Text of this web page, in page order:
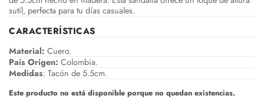
sutíl, perfecta para tu días casuales.
CARACTERÍSTICAS
Material: Cuero.
País Origen: Colombia.
Medidas: Tacón de 5.5cm.
Este producto no está disponible porque no quedan existencias.